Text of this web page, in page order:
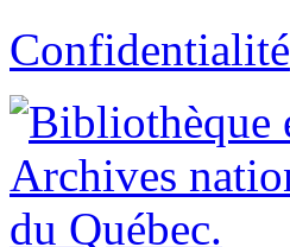
Confidentialité